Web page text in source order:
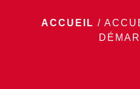
ACCUEIL /